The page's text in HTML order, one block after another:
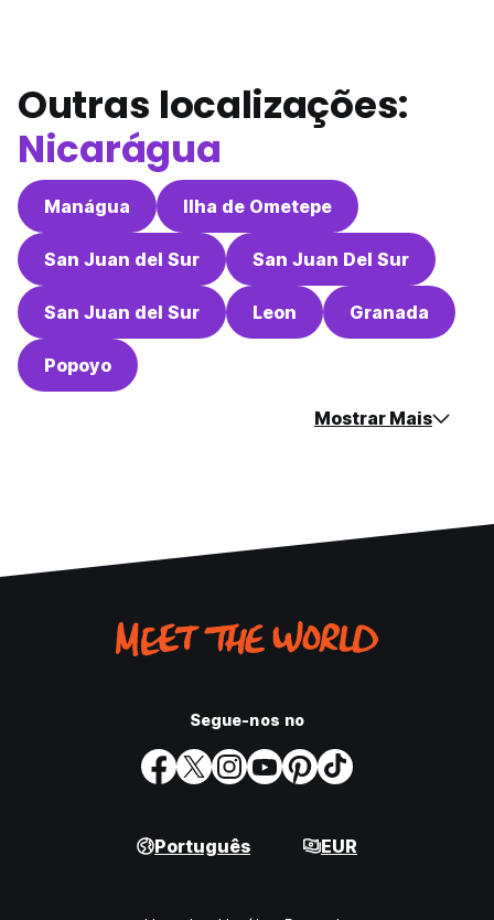
Outras localizações:
Nicarágua
Manágua Ilha de Ometepe
San Juan del Sur San Juan Del Sur
San Juan del Sur Leon Granada
Popoyo
Mostrar Mais
Segue-nos no
Português EUR